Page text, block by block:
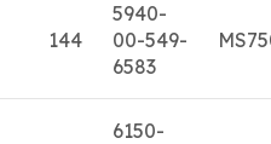
144
5940-
00-549-
6583
6150-